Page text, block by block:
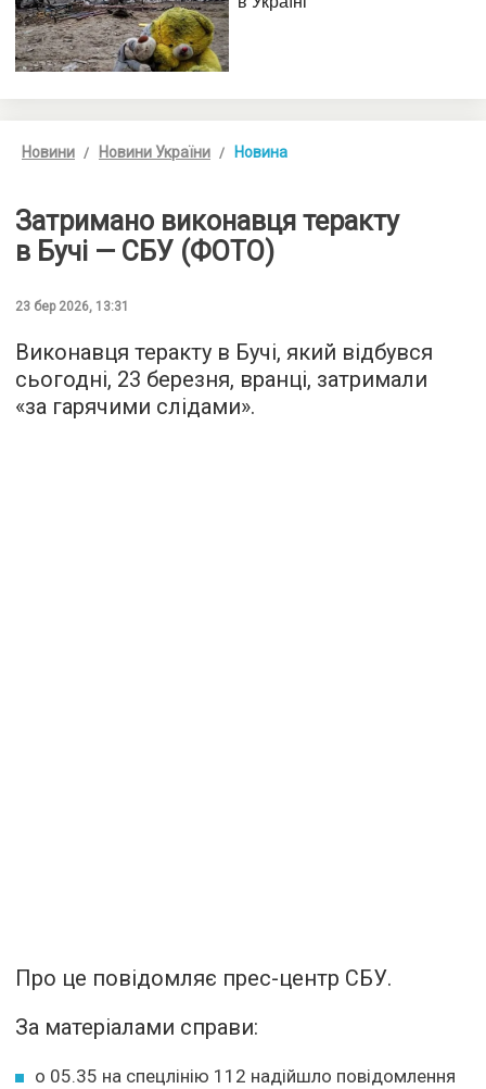
Новини Новини України Новина
Затримано виконавця теракту
в Бучі — СБУ (ФОТО)
23 бер 2026, 13:31
Виконавця теракту в Бучі, який відбувся
сьогодні, 23 березня, вранці, затримали
«за гарячими слідами».
Про це повідомляє прес-центр СБУ.
За матеріалами справи:
о 05.35 на спецлінію 112 надійшло повідомлення